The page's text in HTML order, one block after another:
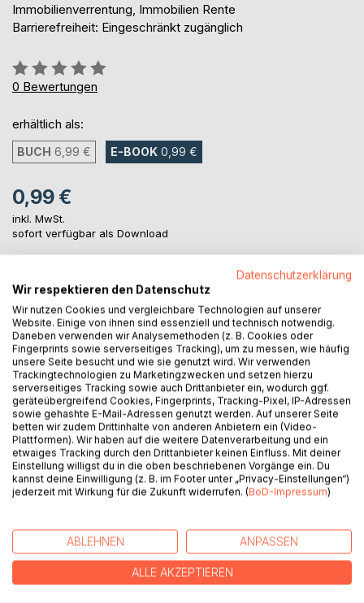
Immobilienverrentung, Immobilien Rente
Barrierefreiheit: Eingeschränkt zugänglich
Bewertung::
0%
0 Bewertungen
erhältlich als:
BUCH 6,99 € E-BOOK 0,99 €
0,99 €
inkl. MwSt.
sofort verfügbar als Download
IN DEN WARENKORB
Auf die Merkliste
Titel bewerten
BESCHREIBUNG
Sie sind Eigentümer einer Immobilie und über 65 Jahre alt?
Sie möchten von der eigenen Immobilie jetzt im Alter
finanziell profitieren, aber ohne ausziehen zu müssen?
Datenschutzerklärung
Wir respektieren den Datenschutz
Wir nutzen Cookies und vergleichbare Technologien auf unserer
Website. Einige von ihnen sind essenziell und technisch notwendig.
Daneben verwenden wir Analysemethoden (z. B. Cookies oder
Fingerprints sowie serverseitiges Tracking), um zu messen, wie häufig
unsere Seite besucht und wie sie genutzt wird. Wir verwenden
Trackingtechnologien zu Marketingzwecken und setzen hierzu
serverseitiges Tracking sowie auch Drittanbieter ein, wodurch ggf.
geräteübergreifend Cookies, Fingerprints, Tracking-Pixel, IP-Adressen
sowie gehashte E-Mail-Adressen genutzt werden. Auf unserer Seite
betten wir zudem Drittinhalte von anderen Anbietern ein (Video-
Plattformen). Wir haben auf die weitere Datenverarbeitung und ein
etwaiges Tracking durch den Drittanbieter keinen Einfluss. Mit deiner
Einstellung willigst du in die oben beschriebenen Vorgänge ein. Du
kannst deine Einwilligung (z. B. im Footer unter „Privacy-Einstellungen“)
jederzeit mit Wirkung für die Zukunft widerrufen. (BoD-Impressum)
ABLEHNEN ANPASSEN
ALLE AKZEPTIEREN